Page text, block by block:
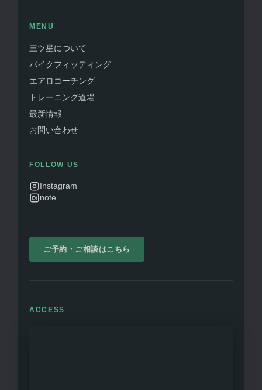
MENU
三ツ星について
バイクフィッティング
エアロコーチング
トレーニング道場
最新情報
お問い合わせ
FOLLOW US
Instagram
note
ご予約・ご相談はこちら
ACCESS